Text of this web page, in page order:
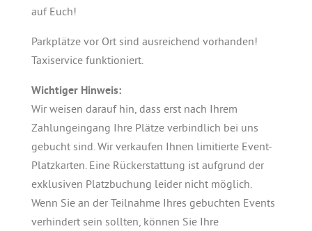
auf Euch!
Parkplätze vor Ort sind ausreichend vorhanden!
Taxiservice funktioniert.
Wichtiger Hinweis:
Wir weisen darauf hin, dass erst nach Ihrem
Zahlungeingang Ihre Plätze verbindlich bei uns
gebucht sind. Wir verkaufen Ihnen limitierte Event-
Platzkarten. Eine Rückerstattung ist aufgrund der
exklusiven Platzbuchung leider nicht möglich.
Wenn Sie an der Teilnahme Ihres gebuchten Events
verhindert sein sollten, können Sie Ihre